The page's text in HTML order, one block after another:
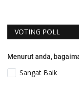
VOTING POLL
Menurut anda,
Sangat Baik